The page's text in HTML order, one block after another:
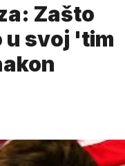
Zašto
u svoj 'tim